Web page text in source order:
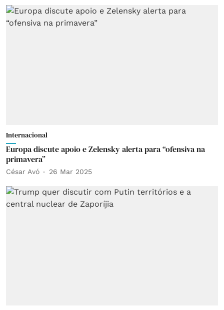
Internacional
Europa discute apoio e Zelensky alerta para “ofensiva na
primavera”
César Avó 26 Mar 2025